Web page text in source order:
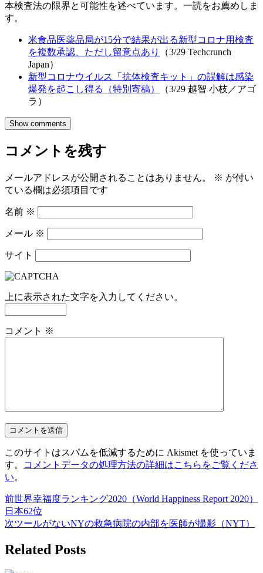
本検査法の限界と可能性を述べています。一読をお薦めしま
す。
米食品医薬品局が15分で結果が出る新型コロナ用検査
を複数承認、ただし留意点あり
（3/29 Techcrunch
Japan）
新型コロナウイルス「抗体検査キット」の誤解は感染
爆発を起こし得る（特別寄稿）
（3/29 越智 小枝／アゴ
ラ）
Show comments
コメントを残す
メールアドレスが公開されることはありません。 ※ が付い
ている欄は必須項目です
名前 ※
メール ※
サイト
上に表示された文字を入力してください。
コメント ※
このサイトはスパムを低減するために Akismet を使っていま
す。
コメントデータの処理方法の詳細はこちらをご覧くださ
い。
前世界幸福度ランキング2020（World Happiness Report 2020）
日本62位
次ツールがないNYの救急病院の内部を医師が撮影（NYT）
Related Posts